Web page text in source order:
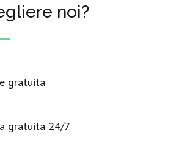
noi?
gratuita
gratuita 24/7